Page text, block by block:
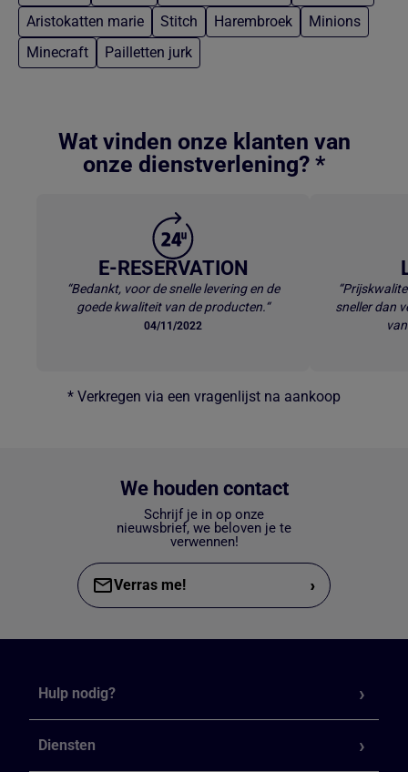
Aristokatten marie
Stitch Harembroek
Minions
Minecraft
Pailletten jurk
Wat vinden onze klanten van
onze dienstverlening? *
E-RESERVATION
“Bedankt, voor de snelle levering en de
goede kwaliteit van de producten.“
04/11/2022
sneller dan
* Verkregen via een vragenlijst na aankoop
We houden contact
Schrijf je in op onze
nieuwsbrief, we beloven je te
verwennen!
Verras me! ›
Hulp nodig?
Diensten